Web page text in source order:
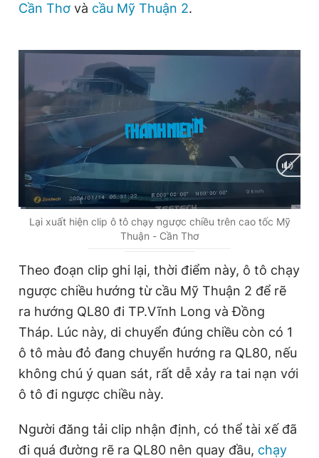
Giấy phép xuất bản số 110/GP - BTTTT cấp ngày 24.3.2020
bản. Phát triển bởi ePi Technologies, JSC.
Cần Thơ và cầu Mỹ Thuận 2.
C
n
t
T
i
e
0:01 / D
n
1:55
Lại xuất hiện clip ô tô chạy ngược chiều trên cao tốc Mỹ
Thuận - Cần Thơ
Theo đoạn clip ghi lại, thời điểm này, ô tô chạy
ngược chiều hướng từ cầu Mỹ Thuận 2 để rẽ
ra hướng QL80 đi TP.Vĩnh Long và Đồng
Tháp. Lúc này, di chuyển đúng chiều còn có 1
ô tô màu đỏ đang chuyển hướng ra QL80, nếu
không chú ý quan sát, rất dễ xảy ra tai nạn với
ô tô đi ngược chiều này.
Người đăng tải clip nhận định, có thể tài xế đã
đi quá đường rẽ ra QL80 nên quay đầu, chạy